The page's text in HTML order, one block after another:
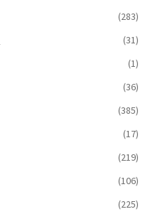
(283)
(31)
(1)
(36)
(385)
(17)
(219)
(106)
(225)